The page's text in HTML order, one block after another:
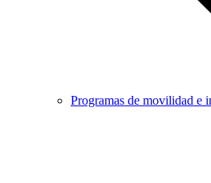
Programas de movilidad e